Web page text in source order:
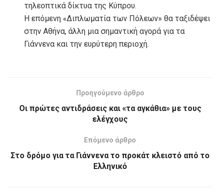
τηλεοπτικά δίκτυα της Κύπρου.
Η επόμενη «Διπλωματία των Πόλεων» θα ταξιδέψει
στην Αθήνα, άλλη μια σημαντική αγορά για τα
Γιάννενα και την ευρύτερη περιοχή.
Προηγούμενο άρθρο
Οι πρώτες αντιδράσεις και «τα αγκάθια» με τους
ελέγχους
Επόμενο άρθρο
Στο δρόμο για τα Γιάννενα το προκάτ κλειστό από το
Ελληνικό